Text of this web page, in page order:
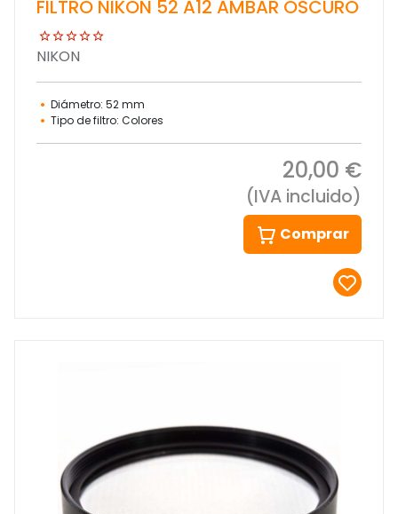
FILTRO NIKON 52 A12 AMBAR OSCURO
NIKON
Diámetro: 52 mm
Tipo de filtro: Colores
20,00 €
(IVA incluido)
Comprar